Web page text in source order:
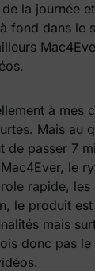
la journée
fond dans le
à mes
Mais au
de passer 7
le
rapide, les
le produit
mais
donc pas